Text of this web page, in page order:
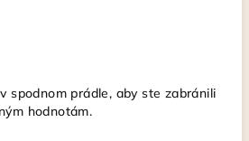
spodnom prádle, aby ste zabránili
hodnotám.